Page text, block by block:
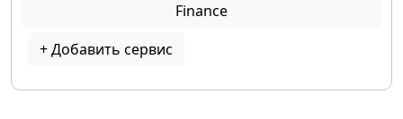
Finance
+ Добавить сервис